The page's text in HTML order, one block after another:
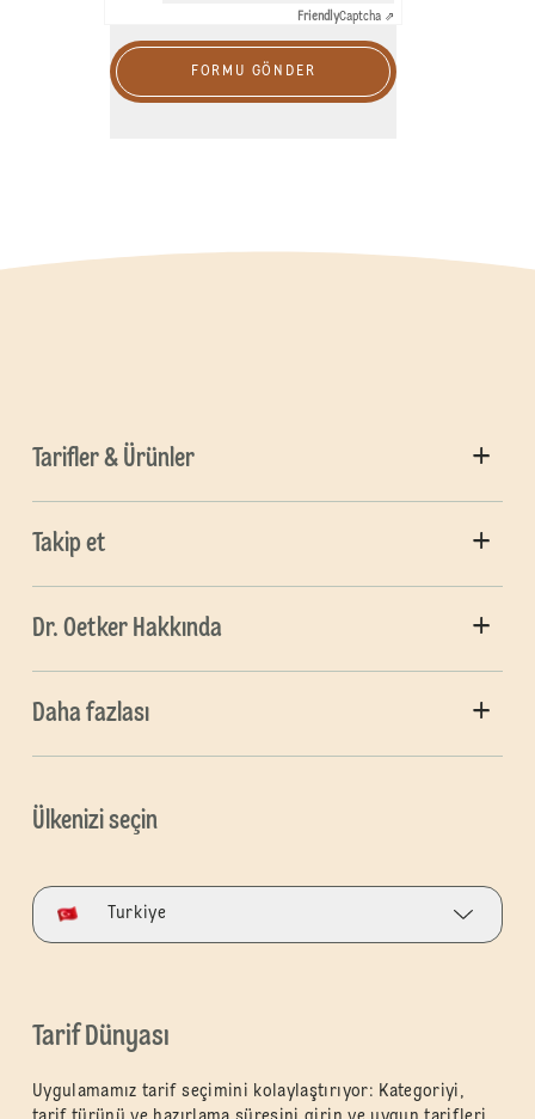
FriendlyCaptcha ⇗
FORMU GÖNDER
Tarifler & Ürünler
Takip et
Dr. Oetker Hakkında
Daha fazlası
Ülkenizi seçin
Turkiye
Tarif Dünyası
Uygulamamız tarif seçimini kolaylaştırıyor: Kategoriyi,